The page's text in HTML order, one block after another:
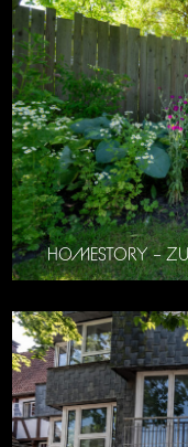
HOMESTORY – ZU